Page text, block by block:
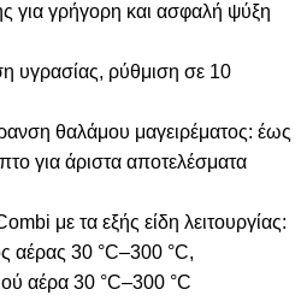
για γρήγορη και ασφαλή ψύξη
υγρασίας, ρύθμιση σε 10
θαλάμου μαγειρέματος: έως
για άριστα αποτελέσματα
με τα εξής είδη λειτουργίας:
αέρας 30 °C–300 °C,
αέρα 30 °C–300 °C